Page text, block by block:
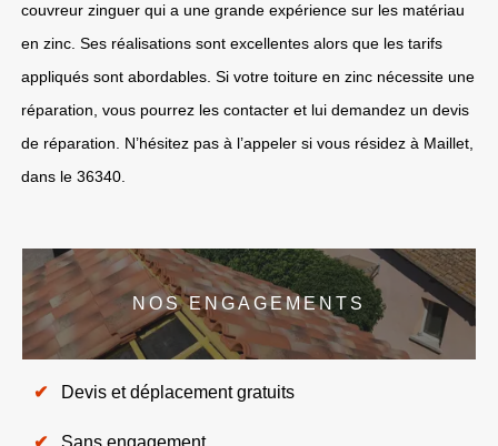
couvreur zinguer qui a une grande expérience sur les matériau
en zinc. Ses réalisations sont excellentes alors que les tarifs
appliqués sont abordables. Si votre toiture en zinc nécessite une
réparation, vous pourrez les contacter et lui demandez un devis
de réparation. N’hésitez pas à l’appeler si vous résidez à Maillet,
dans le 36340.
NOS ENGAGEMENTS
Devis et déplacement gratuits
Sans engagement